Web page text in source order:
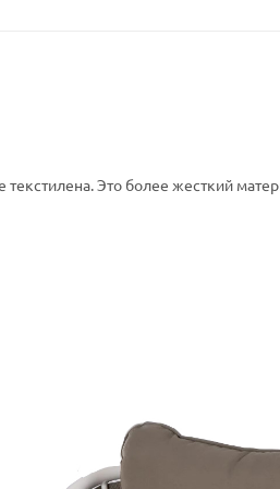
Это более жесткий
Окрашивается каркас
- поролон/холлофайбер